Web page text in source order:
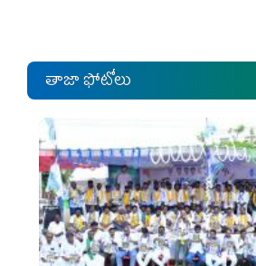
తాజా ఫోటోలు